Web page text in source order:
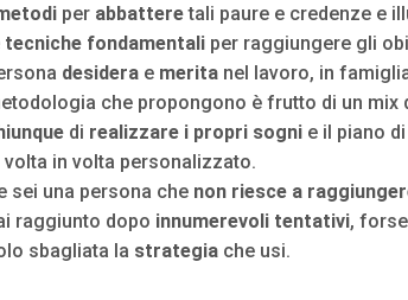
per abbattere tali paure e credenze e
tecniche fondamentali per raggiungere gli
desidera e merita nel lavoro, in
che propongono è frutto di un mix
di realizzare i propri sogni e il piano
volta in volta personalizzato.
sei una persona che non riesce a
raggiunto dopo innumerevoli tentativi,
sbagliata la strategia che usi.